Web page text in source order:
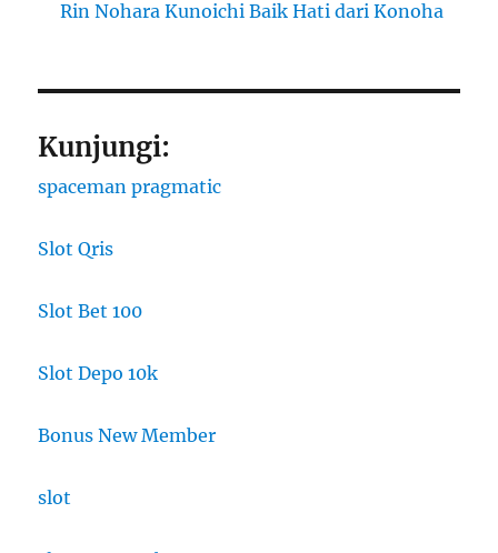
Rin Nohara Kunoichi Baik Hati dari Konoha
Kunjungi:
spaceman pragmatic
Slot Qris
Slot Bet 100
Slot Depo 10k
Bonus New Member
slot